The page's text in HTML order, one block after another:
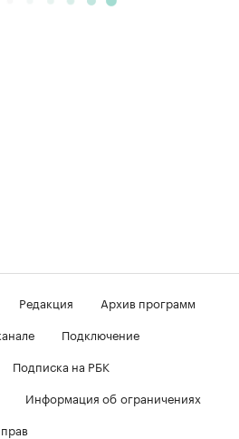
Редакция
Архив программ
Подключение
Подписка на РБК
Информация об ограничениях